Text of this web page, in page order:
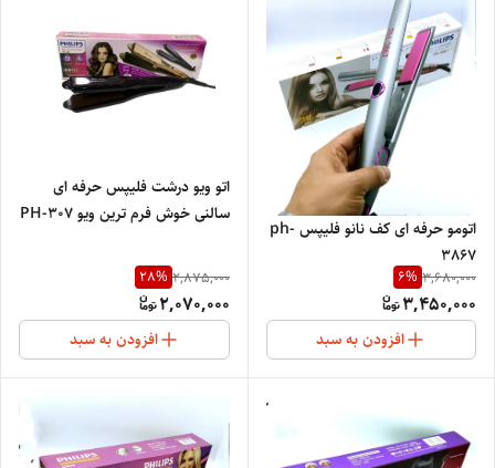
اتومو حرفه ای کف نانو فلیپس ph-
3867
3,680,000
6%
3,450,000
افزودن به سبد
اتو ویو درشت فلیپس حرفه ای
سالنی خوش فرم ترین ویو PH-307
2,875,000
28%
2,070,000
افزودن به سبد